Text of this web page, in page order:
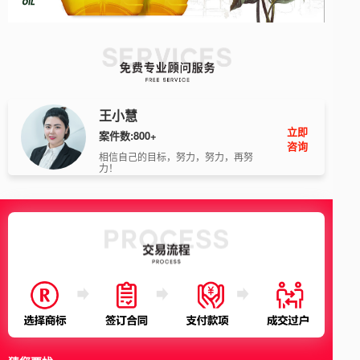
王小慧
案件数:800+
相信自己的目标，努力，努力，再努
力！
立即
咨询